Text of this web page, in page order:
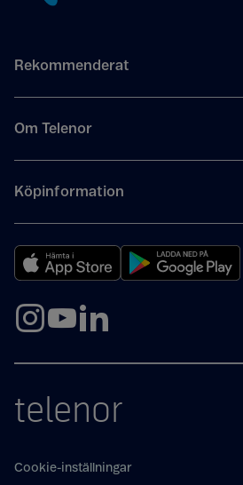
Rekommenderat
Om Telenor
Köpinformation
telenor
Cookie-inställningar